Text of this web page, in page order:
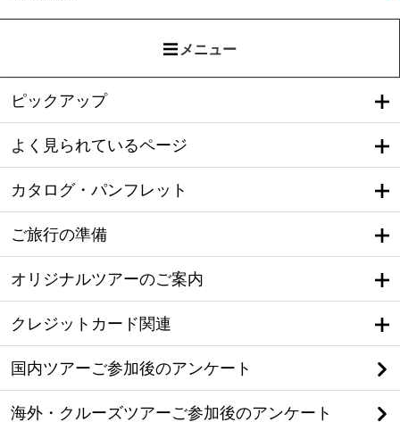
メニュー
ピックアップ
よく見られているページ
カタログ・パンフレット
ご旅行の準備
オリジナルツアーのご案内
クレジットカード関連
国内ツアーご参加後のアンケート
海外・クルーズツアーご参加後のアンケート